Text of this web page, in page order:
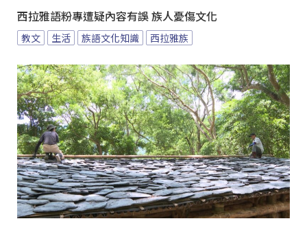
西拉雅語粉專遭疑內容有誤 族人憂傷文化
教文 生活 族語文化知識 西拉雅族